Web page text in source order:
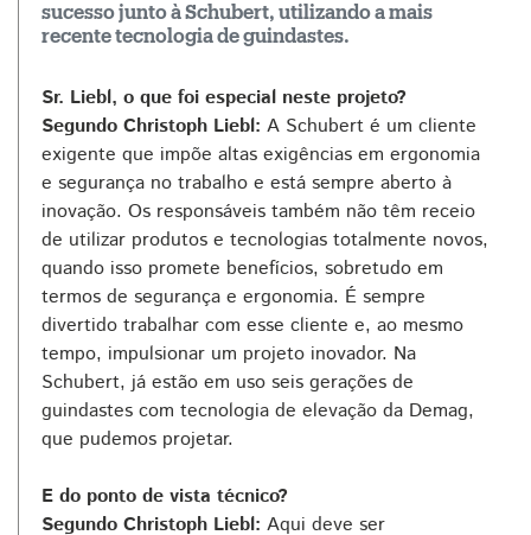
sucesso junto à Schubert, utilizando a mais
recente tecnologia de guindastes.
Sr. Liebl, o que foi especial neste projeto?
Segundo Christoph Liebl: A Schubert é um cliente
exigente que impõe altas exigências em ergonomia
e segurança no trabalho e está sempre aberto à
inovação. Os responsáveis também não têm receio
de utilizar produtos e tecnologias totalmente novos,
quando isso promete benefícios, sobretudo em
termos de segurança e ergonomia. É sempre
divertido trabalhar com esse cliente e, ao mesmo
tempo, impulsionar um projeto inovador. Na
Schubert, já estão em uso seis gerações de
guindastes com tecnologia de elevação da Demag,
que pudemos projetar.
E do ponto de vista técnico?
Segundo Christoph Liebl: Aqui deve ser